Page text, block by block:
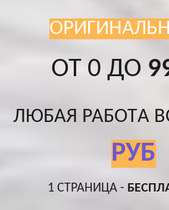
ОТ 0 ДО
ЛЮБАЯ РАБОТA
РУБ
1 СТРАНИЦА -